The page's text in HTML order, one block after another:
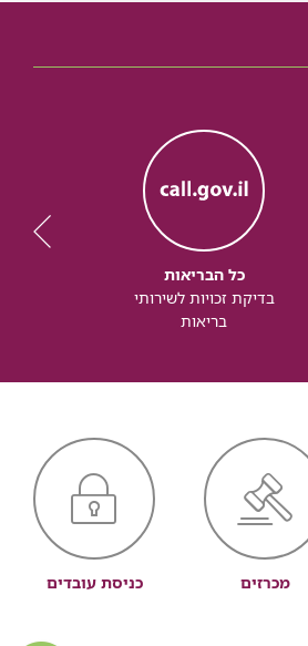
כל הבריאות
בדיקת זכויות לשירותי
בריאות
מכרזים כניסת עובדים